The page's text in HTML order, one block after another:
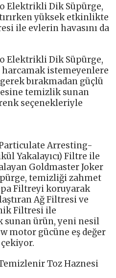
Elektrikli Dik Süpürge,
yüksek etkinlikte
ile evlerin havasını da
Elektrikli Dik Süpürge,
istemeyenlere
bırakmadan güçlü
temizlik sunan
renk seçenekleriyle
Arresting-
Yakalayıcı) Filtre ile
Goldmaster Joker
temizliği zahmet
Filtreyi koruyarak
Ağ Filtresi ve
Filtresi ile
ürün, yeni nesil
motor gücüne eş değer
Toz Haznesi